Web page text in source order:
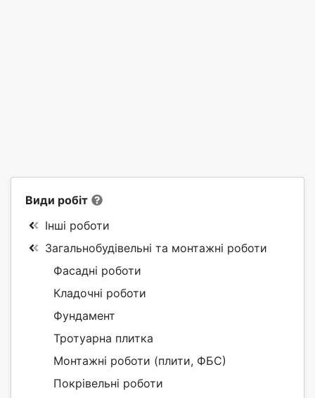
Види робіт
Інші роботи
Загальнобудівельні та монтажні роботи
Фасадні роботи
Кладочні роботи
Фундамент
Тротуарна плитка
Монтажні роботи (плити, ФБС)
Покрівельні роботи